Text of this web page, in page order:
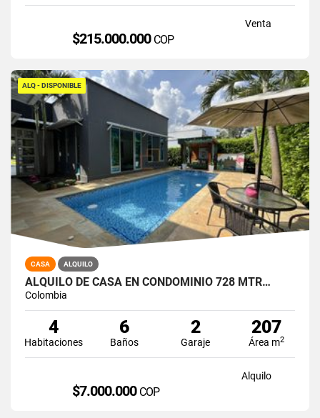
Venta
$215.000.000 COP
ALQ - DISPONIBLE
CASA ALQUILO
ALQUILO DE CASA EN CONDOMINIO 728 MTR…
Colombia
4
Habitaciones
6
Baños
2
Garaje
207
Área m2
Alquilo
$7.000.000 COP